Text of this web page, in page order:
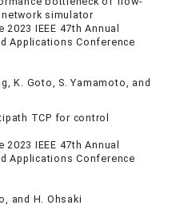
simulator
IEEE 47th Annual
Applications Conference
K. Goto, S. Yamamoto, and
TCP for control
IEEE 47th Annual
Applications Conference
and H. Ohsaki